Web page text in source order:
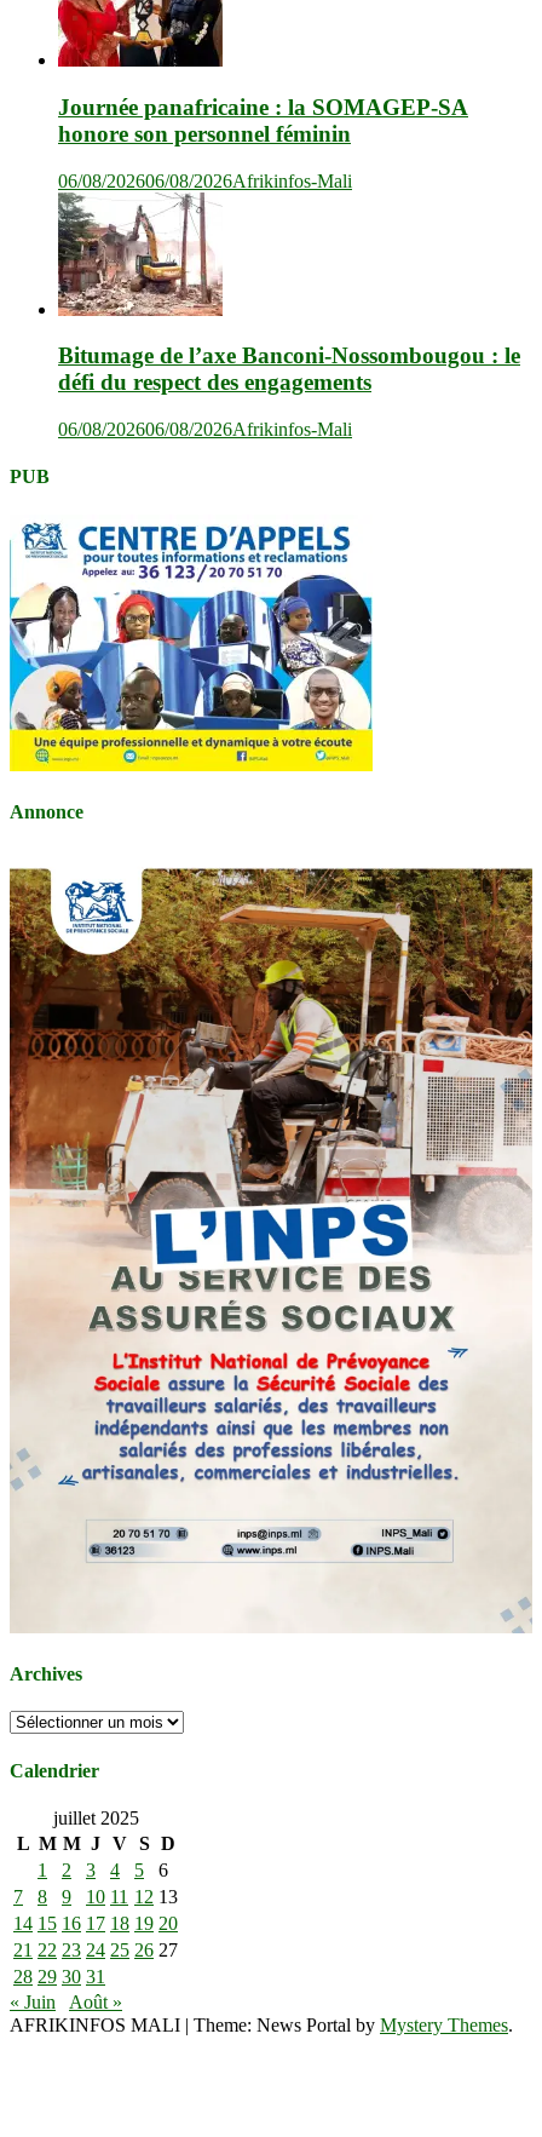
Journée panafricaine : la SOMAGEP-SA
honore son personnel féminin
06/08/202606/08/2026Afrikinfos-Mali
Bitumage de l’axe Banconi-Nossombougou : le
défi du respect des engagements
06/08/202606/08/2026Afrikinfos-Mali
PUB
Annonce
Archives
Archives
Calendrier
juillet 2025
L M M J V S D
1
2 3 4 5
6
7
8 9 10 11 12 13
14 15 16 17 18 19 20
21 22 23 24 25 26 27
28 29 30 31
« Juin
Août »
AFRIKINFOS MALI | Theme: News Portal by Mystery Themes.